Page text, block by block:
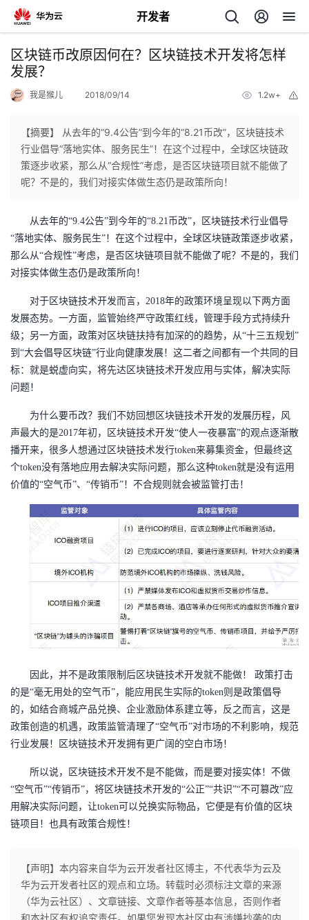
开发者
返
回
个
主
页
的
开
者
我
博
客
的
论
我
的
我
播
活
的
注
者
学
我
课
程
的
认
我
的
我
Programs
支
持
我
的
术
支
我
云
声
区块链币改原因何在？区块链技术开发将怎样
发展？
我是猴儿 2018/09/14 1.2w+
【摘要】 从去年的“9.4公告”到今年的“8.21币改”，区块链技术
行业倡导“落地实体、服务民生”！在这个过程中，全球区块链政
策逐步收紧，那么从“合规性”考虑，是否区块链项目就不能做了
呢？不是的，我们对接实体做生态仍是政策所向！
从去年的“9.4公告”到今年的“8.21币改”，区块链技术行业倡导
“落地实体、服务民生”！在这个过程中，全球区块链政策逐步收紧，
那么从“合规性”考虑，是否区块链项目就不能做了呢？不是的，我们
对接实体做生态仍是政策所向！
对于区块链技术开发而言， 2018年的政策环境呈现以下两方面
发展态势。一方面，监管始终严守政策红线，管理手段方式持续升
级；另一方面，政策对区块链扶持有加深的的趋势，从“十三五规划”
到“大会倡导区块链”行业向健康发展！这二者之间都有一个共同的目
标：就是蜕虚向实，将先达区块链技术开发应用与实体，解决实际
问题！
为什么要币改？我们不妨回想区块链技术开发的发展历程，风
声最大的是2017年初，区块链技术开发“使人一夜暴富”的观点逐渐散
播开来，很多人想通过区块链技术发行token来募集资金，但最终这
个token没有落地应用去解决实际问题，那么这种token就是没有运用
价值的“空气币”、“传销币”！不合规则就会被监管打击！
因此，并不是政策限制后区块链技术开发就不能做！
政策打击
的是“毫无用处的空气币”，能应用民生实际的token则是政策倡导
的，如结合商城产品兑换、企业激励体系建立等，反之而言，这是
政策创造的机遇，政策监管清理了“空气币”对市场的不利影响，规范
行业发展！区块链技术开发拥有更广阔的空白市场！
所以说，区块链技术开发不是不能做，而是要对接实体！不做
“空气币”“传销币”，将区块链技术开发的“公正”“共识”“不可篡改”应
用解决实际问题，让token可以兑换实际物品，它便是有价值的区块
链项目！也具有政策合规性！
【声明】本内容来自华为云开发者社区博主，不代表华为云及
华为云开发者社区的观点和立场。转载时必须标注文章的来源
（华为云社区）、文章链接、文章作者等基本信息，否则作者